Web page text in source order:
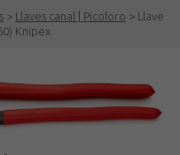
> Llaves canal | Picoloro > Llave
Knipex